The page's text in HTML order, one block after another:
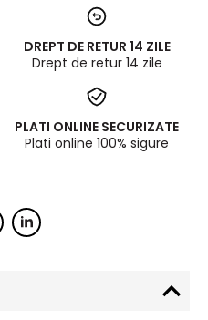
DREPT DE RETUR 14 ZILE
Drept de retur 14 zile
PLATI ONLINE SECURIZATE
Plati online 100% sigure